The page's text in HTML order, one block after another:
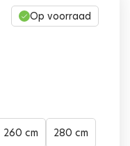
Op voorraad
260 cm 280 cm